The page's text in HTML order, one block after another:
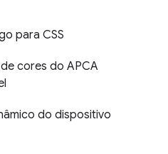
para CSS
cores do APCA
do dispositivo